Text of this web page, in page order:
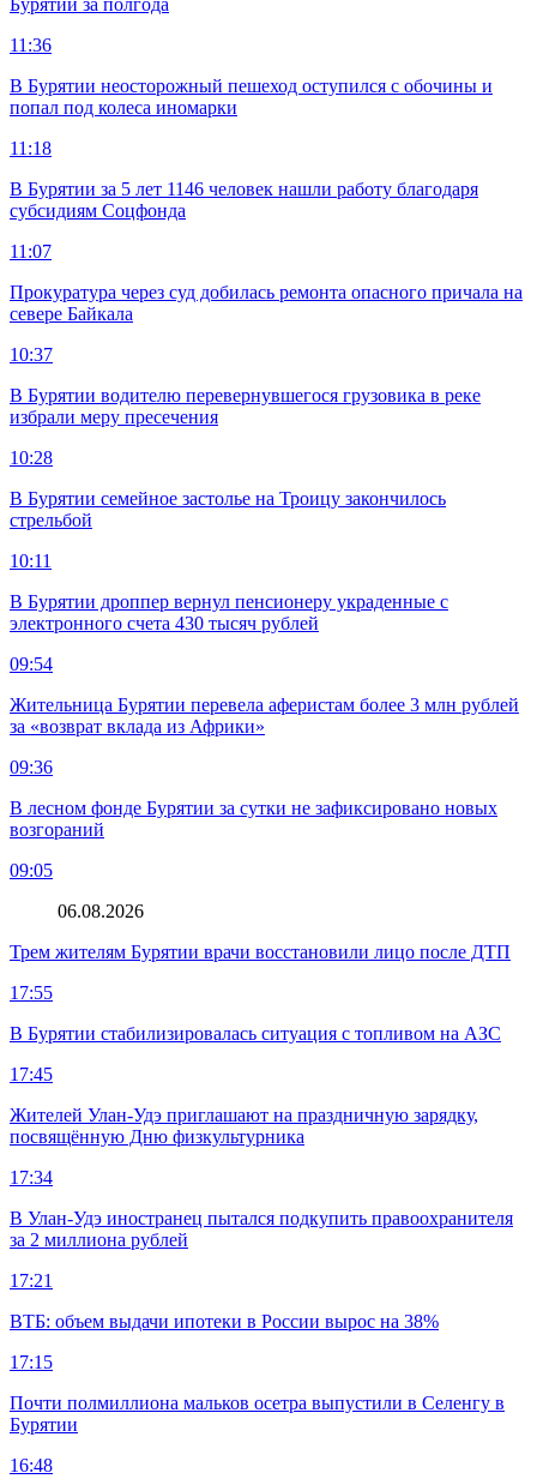
11:36
В Бурятии неосторожный пешеход оступился с обочины и
попал под колеса иномарки
11:18
В Бурятии за 5 лет 1146 человек нашли работу благодаря
субсидиям Соцфонда
11:07
Прокуратура через суд добилась ремонта опасного причала на
севере Байкала
10:37
В Бурятии водителю перевернувшегося грузовика в реке
избрали меру пресечения
10:28
В Бурятии семейное застолье на Троицу закончилось
стрельбой
10:11
В Бурятии дроппер вернул пенсионеру украденные с
электронного счета 430 тысяч рублей
09:54
Жительница Бурятии перевела аферистам более 3 млн рублей
за «возврат вклада из Африки»
09:36
В лесном фонде Бурятии за сутки не зафиксировано новых
возгораний
09:05
06.08.2026
Трем жителям Бурятии врачи восстановили лицо после ДТП
17:55
В Бурятии стабилизировалась ситуация с топливом на АЗС
17:45
Жителей Улан-Удэ приглашают на праздничную зарядку,
посвящённую Дню физкультурника
17:34
В Улан-Удэ иностранец пытался подкупить правоохранителя
за 2 миллиона рублей
17:21
ВТБ: объем выдачи ипотеки в России вырос на 38%
17:15
Почти полмиллиона мальков осетра выпустили в Селенгу в
Бурятии
16:48